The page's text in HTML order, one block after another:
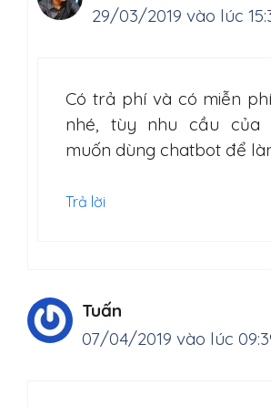
29/03/2019 vào lúc
Có trả phí và có miễn
nhé, tùy nhu cầu của
muốn dùng chatbot để
Trả lời
Tuấn
07/04/2019 vào lúc